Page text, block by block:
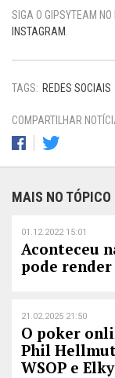
SIGA O GIPSYTEAM NO
INSTAGRAM
TAGS: REDES SOCIAIS
COMPARTILHAR
MAIS NO TÓPICO
01.12.2022 15:01
Aconteceu
pode
21.02.2025 21:50
O poker
Phil
WSOP e